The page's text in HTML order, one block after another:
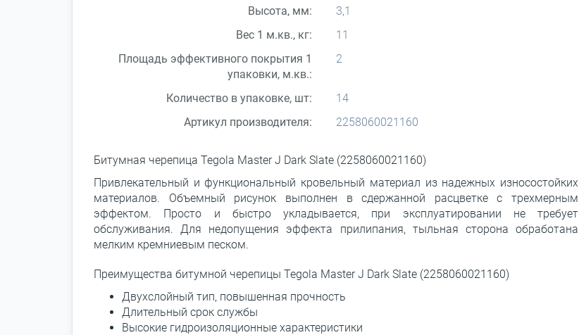
Высота, мм:
3,1
Вес 1 м.кв., кг:
11
Площадь эффективного покрытия 1
упаковки, м.кв.:
2
Количество в упаковке, шт:
14
Артикул производителя:
2258060021160
Битумная черепица Tegola Master J Dark Slate (2258060021160)
Привлекательный и функциональный кровельный материал из надежных износостойких
материалов. Объемный рисунок выполнен в сдержанной расцветке с трехмерным
эффектом. Просто и быстро укладывается, при эксплуатировании не требует
обслуживания. Для недопущения эффекта прилипания, тыльная сторона обработана
мелким кремниевым песком.
Преимущества битумной черепицы Tegola Master J Dark Slate (2258060021160)
Двухслойный тип, повышенная прочность
Длительный срок службы
Высокие гидроизоляционные характеристики